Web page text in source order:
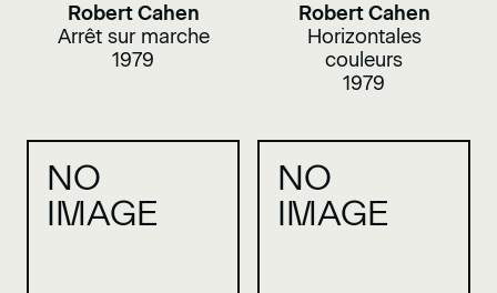
Robert Cahen
Arrêt sur marche
1979
Robert Cahen
Horizontales
couleurs
1979
NO
IMAGE
NO
IMAGE